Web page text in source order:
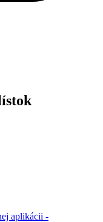
aplikácii -